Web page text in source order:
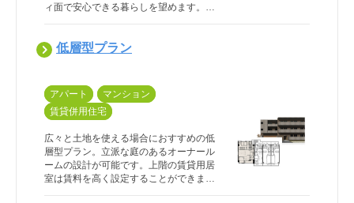
ィ面で安心できる暮らしを望めます。注
オーナールームは最上階でも1階でもご希
望通りに設計が可能です。
低層型プラン
アパート
マンション
賃貸併用住宅
広々と土地を使える場合におすすめの低
層型プラン。立派な庭のあるオーナール
ームの設計が可能です。上階の賃貸用居
室は賃料を高く設定することができま